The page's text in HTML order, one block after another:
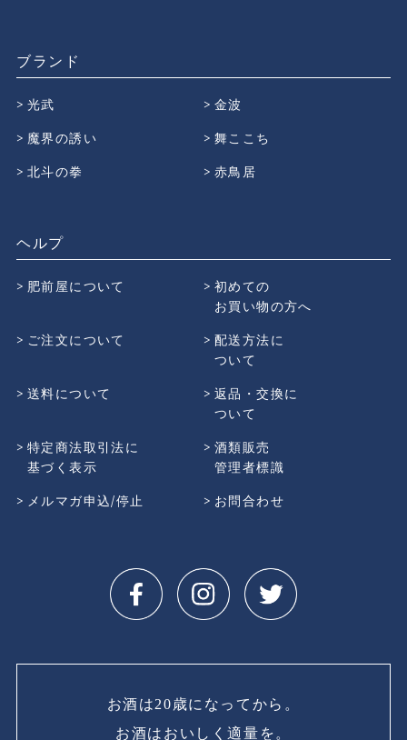
ブランド
光武
金波
魔界の誘い
舞ここち
北斗の拳
赤鳥居
ヘルプ
肥前屋について
初めての
お買い物の方へ
ご注文について
配送方法に
ついて
送料について
返品・交換に
ついて
特定商法取引法に
基づく表示
酒類販売
管理者標識
メルマガ申込/停止
お問合わせ
お酒は20歳になってから。
お酒はおいしく適量を。